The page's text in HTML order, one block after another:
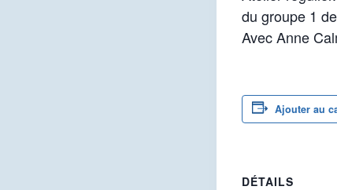
du groupe 1
Avec Anne
Ajouter au
DÉTAILS